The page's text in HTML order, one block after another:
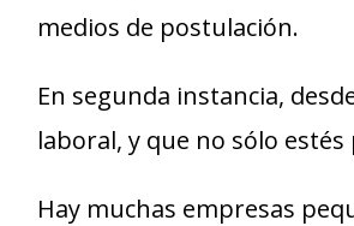
medios de postulación.
En segunda instancia,
laboral, y que no sólo
Hay muchas empresas